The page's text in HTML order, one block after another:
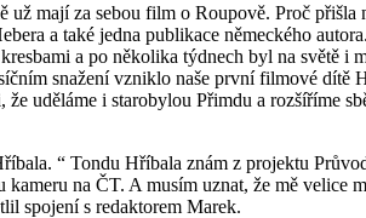
mají za sebou film o Roupově. Proč
a také jedna publikace německého
a po několika týdnech byl na světě i
snažení vzniklo naše první filmové dítě
uděláme i starobylou Přimdu a rozšíříme
“ Tondu Hříbala znám z projektu
na ČT. A musím uznat, že mě velice
spojení s redaktorem Marek.